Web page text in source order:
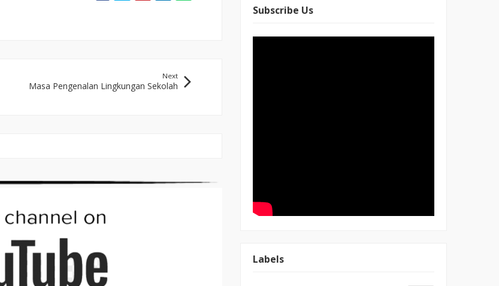
Next
Masa Pengenalan Lingkungan Sekolah
Subscribe Us
Labels